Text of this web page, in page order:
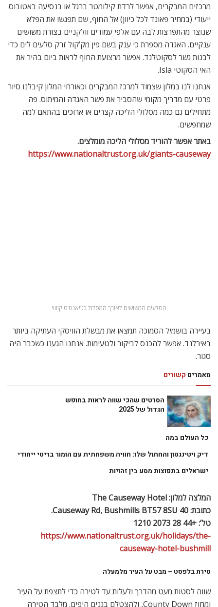
מרכזים המבקרים, אפשר לרדת קילומטר ברגל או בנסיעה באטובוס
ייעודי (במחיר פאונד לכל כיוון) אל החוף, שם תפגשו את הפלא
שנוצר מהתפרצות לבה עם אלפי עמודים וולקניים בצורת משושים
ענקיים. האגדה מספרת כי ענק בשם פין מק’קול זרק סלעים לים כדי
לבנות גשר לסקוטלנד. אפשר מרצועת החוף לראות ביום בהיר את
האי הסקוטי Isla.
אנחנו לנו במלון שצמוד למרכז המבקרים וכאורחי המלון קיבלנו סיור
פרטי עם מדריך מקומי שהסביר את פשר האגדה והמיתוס. פה
מתחילים גם כמה מסלולי הליכה קצרים או ארוכים בהתאם למה
שמחפשים.
באתר אפשר להוריד מסלולי הליכה מומלצים.
https://www.nationaltrust.org.uk/giants-causeway
כל העולם במה
דיק ויטינגטון והחתול שלו: חוויה משפחתית עם הומור בריטי ייחודי
ישראלים בתפוצות מסע בין זהויות
המלצה למלון:
כתובת: 40 Causeway Rd, Bushmills BT57 8SU.
טל’: +44 28 2073 1210
https://www.nationaltrust.org.uk/holidays/the-
causeway-hotel-bushmill
טירת בלפסט – מבט על העיר מלמעלה
ומחוז County Down, ולהצטלם בגנים היפים. מלבד הטירה
והגנים יש במקום גם מרכז מבקרים ומסעדת טברנה.
כתובת: Antrim Rd BT15 5GR.
שבת וראשון מ-8:00 עד
איפה לאכול